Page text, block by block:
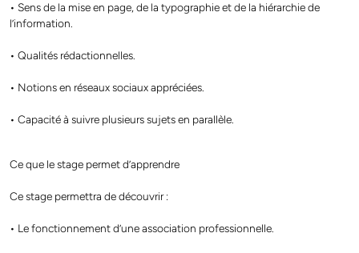
• Sens de la mise en page, de la typographie et de la hiérarchie de
l’information.
• Qualités rédactionnelles.
• Notions en réseaux sociaux appréciées.
• Capacité à suivre plusieurs sujets en parallèle.
Ce que le stage permet d’apprendre
Ce stage permettra de découvrir :
• Le fonctionnement d’une association professionnelle.